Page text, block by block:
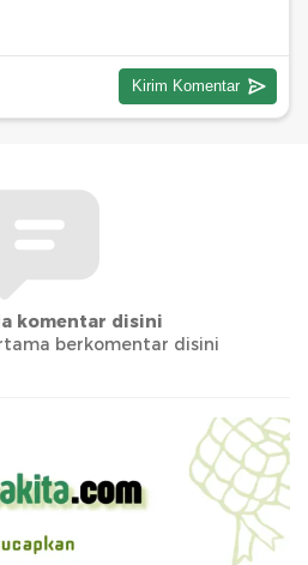
komentar disini
berkomentar disini